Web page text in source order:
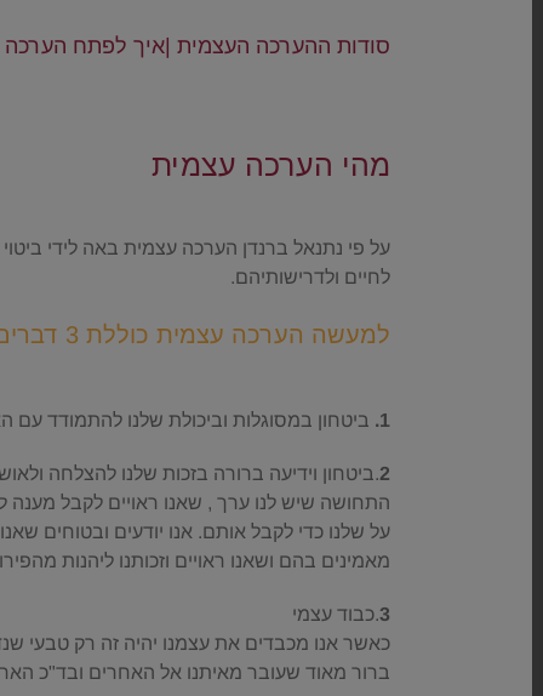
סודות ההערכה העצמית |איך לפתח הערכה עצמית גבוהה ב12
מהי הערכה עצמית
על פי נתנאל ברנדן הערכה עצמית באה לידי
לחיים ולדרישותיהם.
למעשה הערכה עצמית כוללת 3 דברים יסודיים
1. ביטחון במסוגלות וביכולת שלנו להתמודד עם
2.ביטחון וידיעה ברורה בזכות שלנו להצלחה
התחושה שיש לנו ערך , שאנו ראויים לקבל מענה
על שלנו כדי לקבל אותם. אנו יודעים ובטוחים
מאמינים בהם ושאנו ראויים וזכותנו ליהנות
3.כבוד עצמי
כאשר אנו מכבדים את עצמנו יהיה זה רק טבעי
ברור מאוד שעובר מאיתנו אל האחרים ובד"כ